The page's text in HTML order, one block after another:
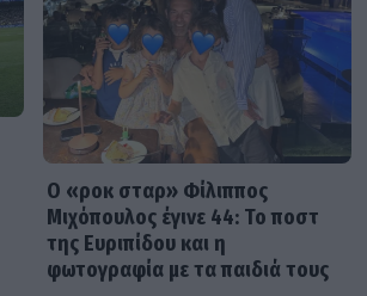
Έλλη
Για
όπου
Ο «ροκ σταρ» Φίλιππος
Μιχόπουλος έγινε 44: Το ποστ
της Ευριπίδου και η
φωτογραφία με τα παιδιά τους